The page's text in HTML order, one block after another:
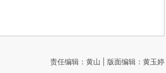
责任编辑：黄山 | 版面编辑：黄玉婷